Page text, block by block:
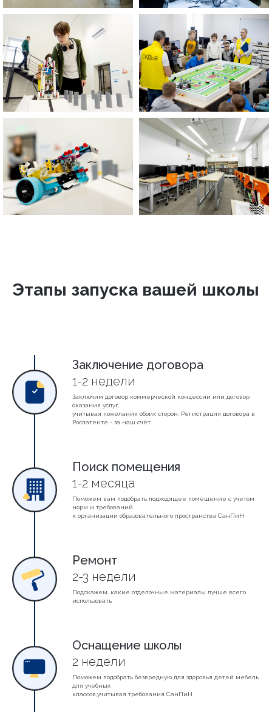
Этапы запуска вашей школы
Заключение договора
1-2 недели
Заключим договор коммерческой концессии или договор
оказания услуг,
учитывая пожелания обоих сторон. Регистрация договора в
Роспатенте - за наш счёт
Поиск помещения
1-2 месяца
Поможем вам подобрать подходящее помещение с учетом
норм и требований
к организации образовательного пространства СанПиН
Ремонт
2-3 недели
Подскажем, какие отделочные материалы лучше всего
использовать
Оснащение школы
2 недели
Поможем подобрать безвредную для здоровья детей мебель
для учебных
классов,учитывая требования СанПиН